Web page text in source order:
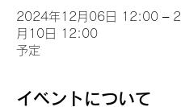
2024年12月06日 12:00 –
月10日 12:00
予定
イベントについて